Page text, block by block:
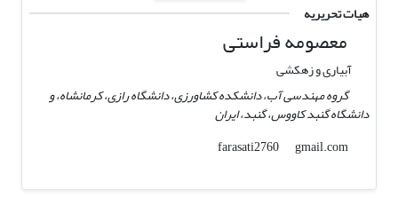
هیات تحریریه
معصومه فراستی
آبیاری و زهکشی
گروه مهندسی آب، دانشکده کشاورزی، دانشگاه رازی، کرمانشاه، و
دانشگاه گنبد کاووس، گنبد، ایران
farasati2760
gmail.com